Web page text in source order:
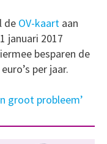
de OV-kaart aan
januari 2017
besparen de
per jaar.
groot probleem’